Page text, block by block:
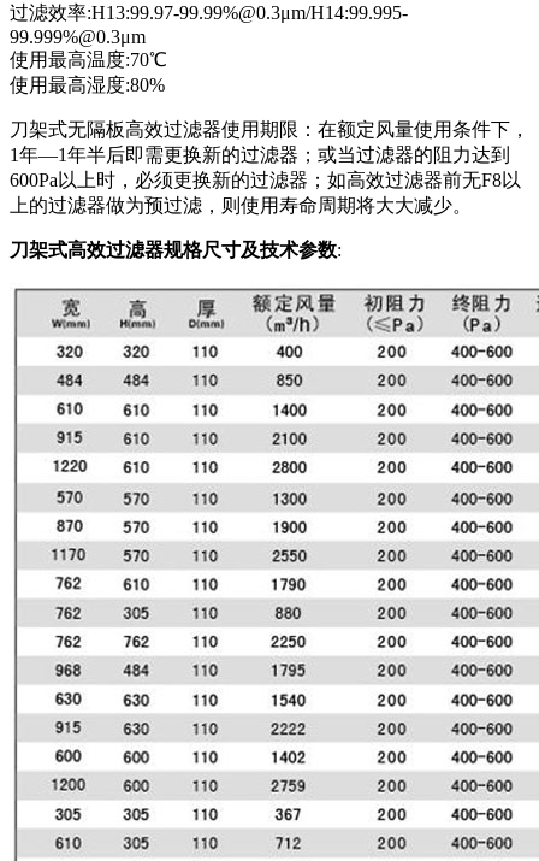
过滤效率:H13:99.97-99.99%@0.3μm/H14:99.995-
99.999%@0.3μm
使用最高温度:70℃
使用最高湿度:80%
刀架式无隔板高效过滤器使用期限：在额定风量使用条件下，
1年—1年半后即需更换新的过滤器；或当过滤器的阻力达到
600Pa以上时，必须更换新的过滤器；如高效过滤器前无F8以
上的过滤器做为预过滤，则使用寿命周期将大大减少。
刀架式高效过滤器规格尺寸及技术参数: